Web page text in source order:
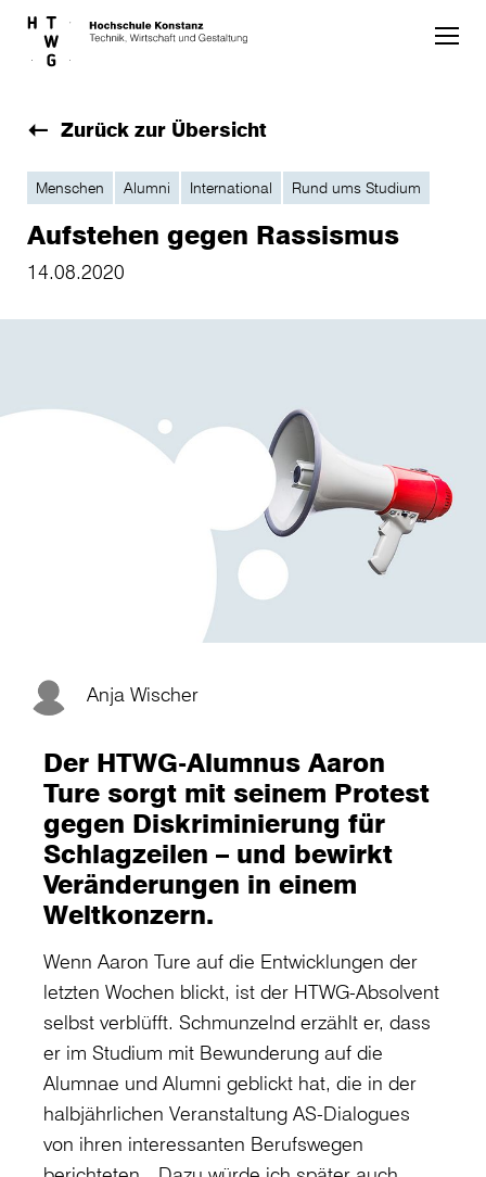
Skip to main content
Zurück zur Übersicht
Menschen Alumni International Rund ums Studium
Aufstehen gegen Rassismus
14.08.2020
Anja Wischer
Der HTWG-Alumnus Aaron
Ture sorgt mit seinem Protest
gegen Diskriminierung für
Schlagzeilen – und bewirkt
Veränderungen in einem
Weltkonzern.
Wenn Aaron Ture auf die Entwicklungen der
letzten Wochen blickt, ist der HTWG-Absolvent
selbst verblüfft. Schmunzelnd erzählt er, dass
er im Studium mit Bewunderung auf die
Alumnae und Alumni geblickt hat, die in der
halbjährlichen Veranstaltung AS-Dialogues
von ihren interessanten Berufswegen